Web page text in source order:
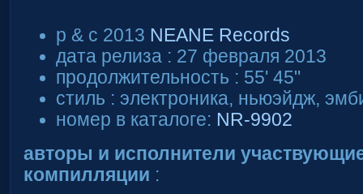
p & c 2013 NEANE Records
дата релиза : 27 февраля 2013
продолжительность : 55' 45"
стиль : электроника, ньюэйдж,
номер в каталоге: NR-9902
авторы и исполнители
компилляции :